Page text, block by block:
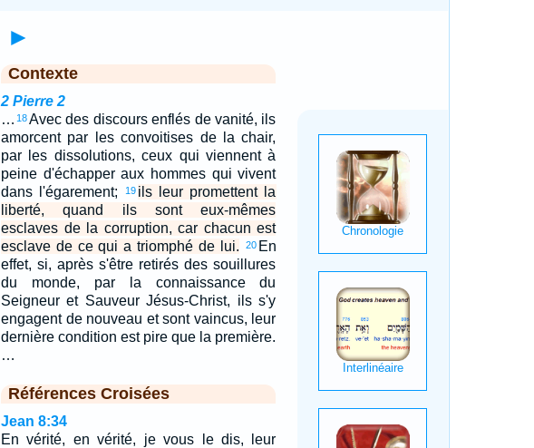
►
Contexte
2 Pierre 2
… 18Avec des discours enflés de vanité, ils
amorcent par les convoitises de la chair,
par les dissolutions, ceux qui viennent à
peine d'échapper aux hommes qui vivent
dans l'égarement;
19 ils leur promettent la
liberté, quand ils sont eux-mêmes
esclaves de la corruption, car chacun est
esclave de ce qui a triomphé de lui.
20 En
effet, si, après s'être retirés des souillures
du monde, par la connaissance du
Seigneur et Sauveur Jésus-Christ, ils s'y
engagent de nouveau et sont vaincus, leur
dernière condition est pire que la première.
…
Références Croisées
Jean 8:34
En vérité, en vérité, je vous le dis, leur